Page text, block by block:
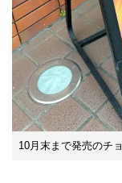
10月末まで発売のチ